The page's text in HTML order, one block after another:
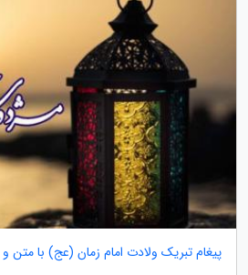
پیغام تبریک ولادت امام زمان (عج) با متن و